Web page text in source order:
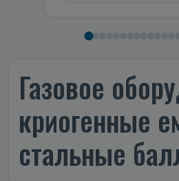
Газовое
криогенные
стальные